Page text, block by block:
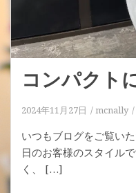
コンパクト
2024年11月27日 mcnally
いつもブログをご覧い
日のお客様のスタイル
く、 […]